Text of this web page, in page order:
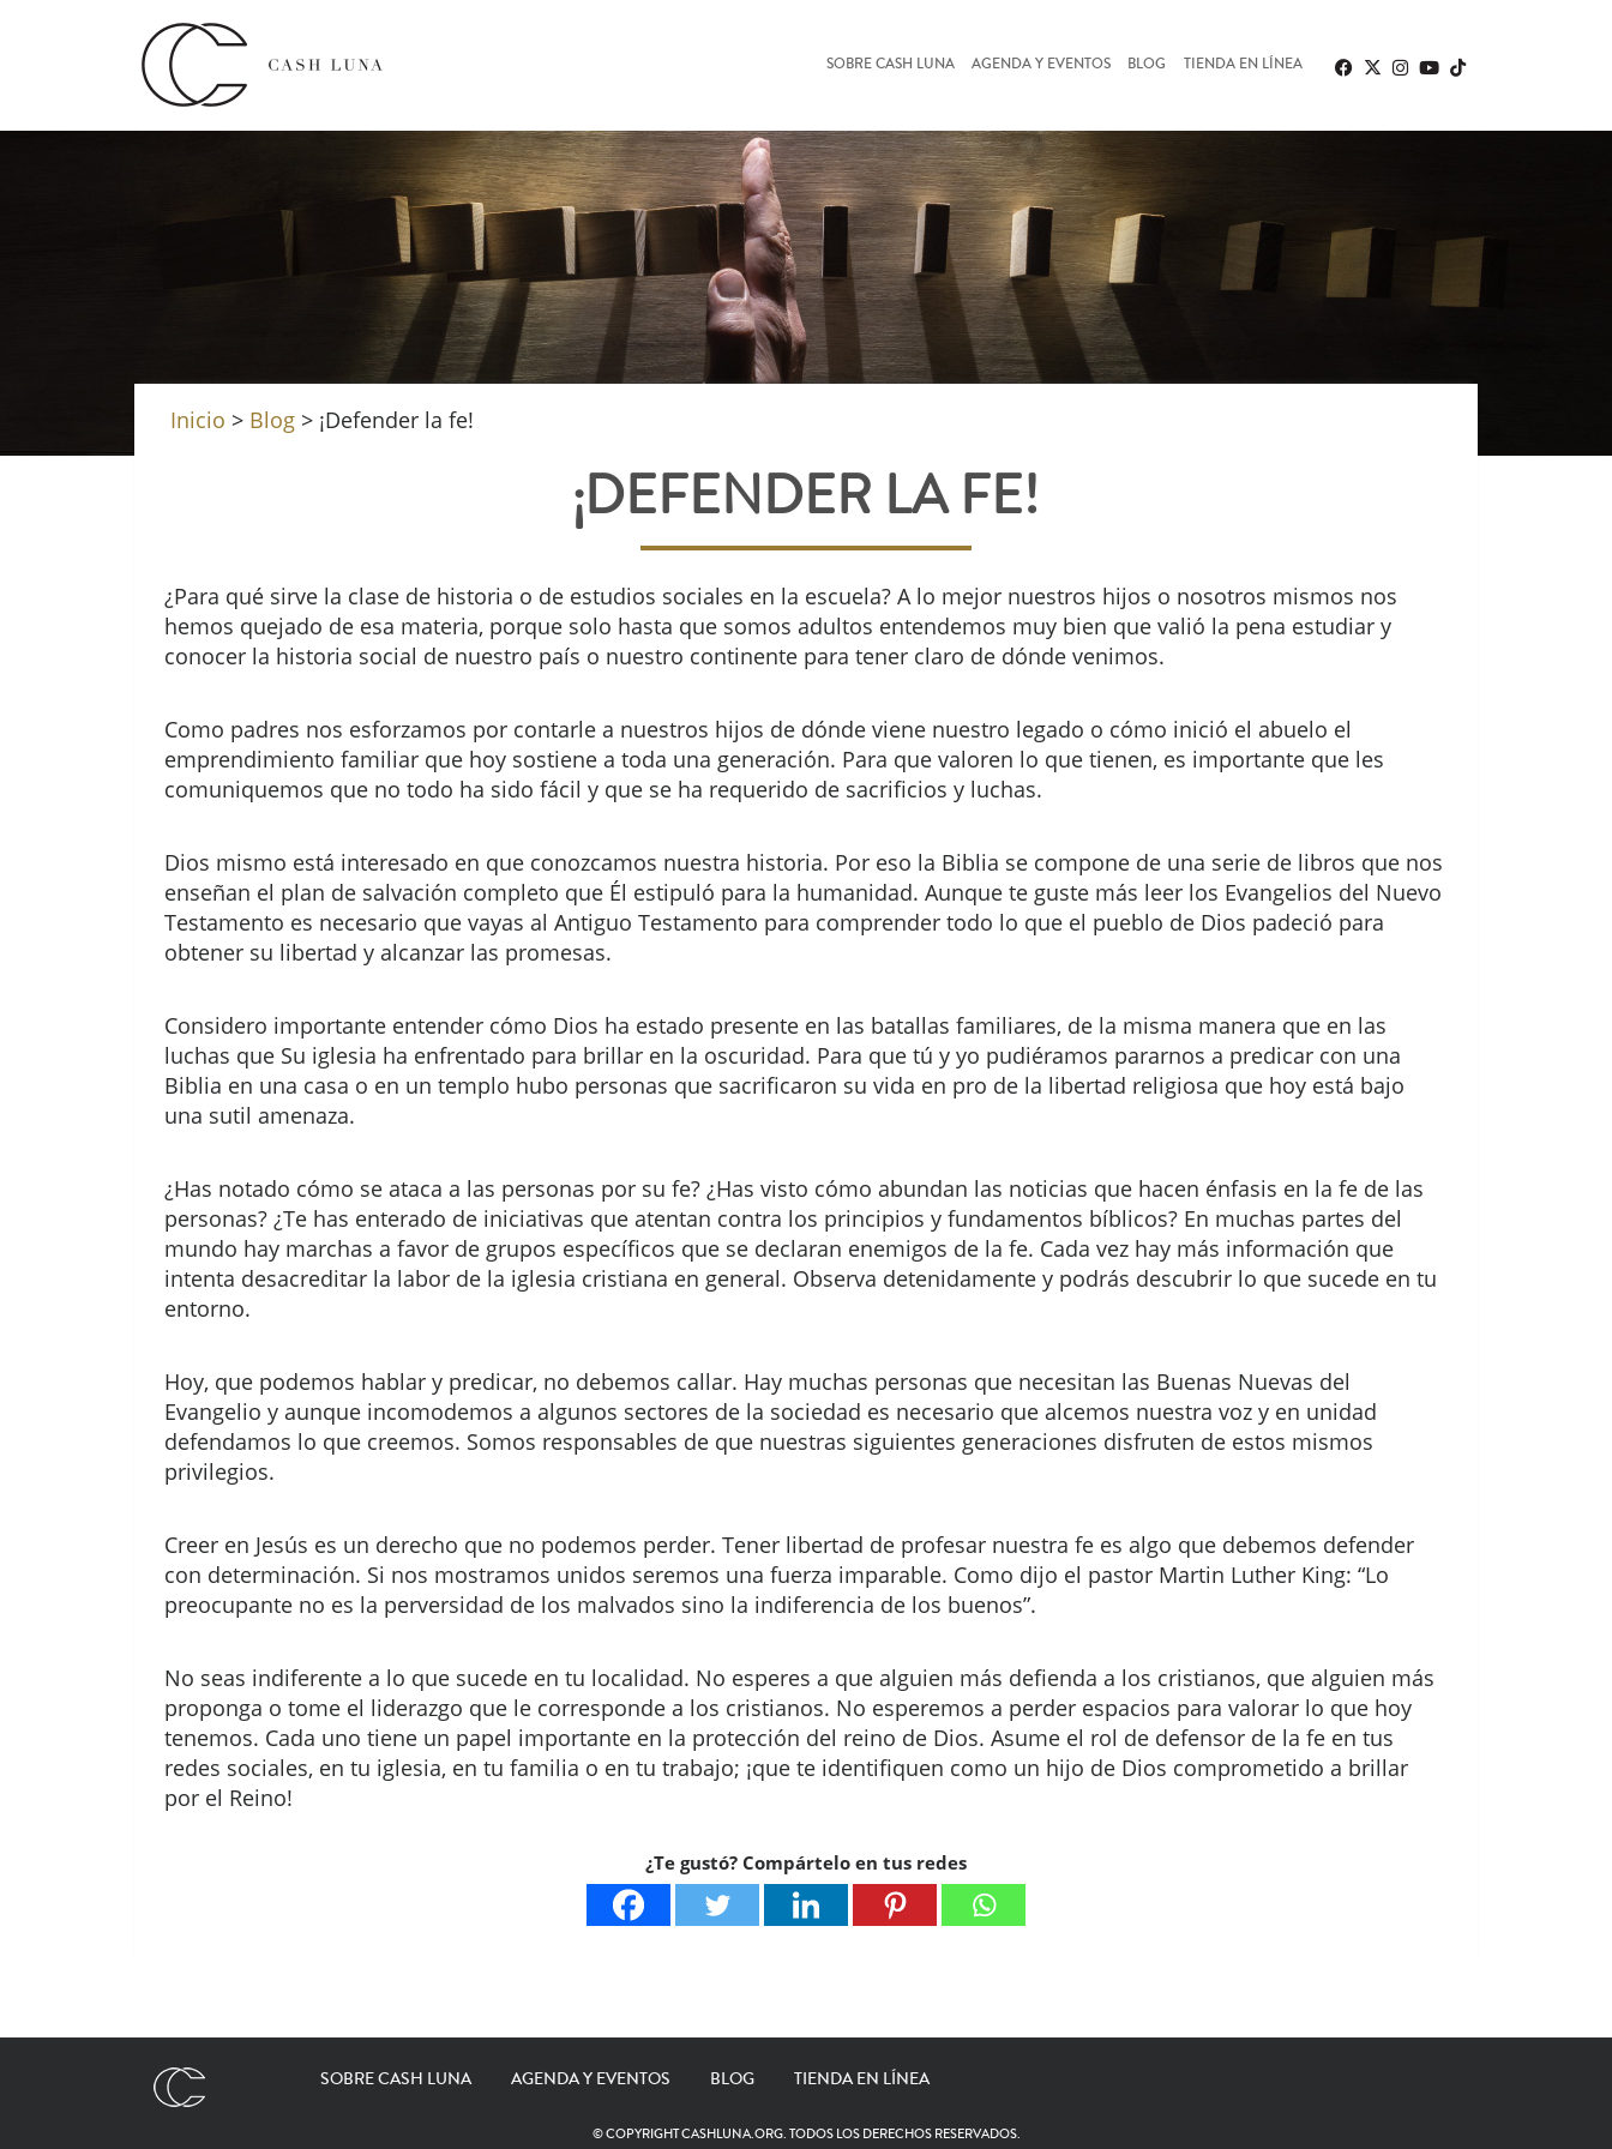
SOBRE CASH LUNA AGENDA Y EVENTOS BLOG TIENDA EN LÍNEA
Inicio > Blog> ¡Defender la fe!
¡DEFENDER LA FE!
¿Para qué sirve la clase de historia o de estudios sociales en la escuela? A lo mejor nuestros hijos o nosotros mismos nos
hemos quejado de esa materia, porque solo hasta que somos adultos entendemos muy bien que valió la pena estudiar y
conocer la historia social de nuestro país o nuestro continente para tener claro de dónde venimos.
Como padres nos esforzamos por contarle a nuestros hijos de dónde viene nuestro legado o cómo inició el abuelo el
emprendimiento familiar que hoy sostiene a toda una generación. Para que valoren lo que tienen, es importante que les
comuniquemos que no todo ha sido fácil y que se ha requerido de sacrificios y luchas.
Dios mismo está interesado en que conozcamos nuestra historia. Por eso la Biblia se compone de una serie de libros que nos
enseñan el plan de salvación completo que Él estipuló para la humanidad. Aunque te guste más leer los Evangelios del Nuevo
Testamento es necesario que vayas al Antiguo Testamento para comprender todo lo que el pueblo de Dios padeció para
obtener su libertad y alcanzar las promesas.
Considero importante entender cómo Dios ha estado presente en las batallas familiares, de la misma manera que en las
luchas que Su iglesia ha enfrentado para brillar en la oscuridad. Para que tú y yo pudiéramos pararnos a predicar con una
Biblia en una casa o en un templo hubo personas que sacrificaron su vida en pro de la libertad religiosa que hoy está bajo
una sutil amenaza.
¿Has notado cómo se ataca a las personas por su fe? ¿Has visto cómo abundan las noticias que hacen énfasis en la fe de las
personas? ¿Te has enterado de iniciativas que atentan contra los principios y fundamentos bíblicos? En muchas partes del
mundo hay marchas a favor de grupos específicos que se declaran enemigos de la fe. Cada vez hay más información que
intenta desacreditar la labor de la iglesia cristiana en general. Observa detenidamente y podrás descubrir lo que sucede en tu
entorno.
Hoy, que podemos hablar y predicar, no debemos callar. Hay muchas personas que necesitan las Buenas Nuevas del
Evangelio y aunque incomodemos a algunos sectores de la sociedad es necesario que alcemos nuestra voz y en unidad
defendamos lo que creemos. Somos responsables de que nuestras siguientes generaciones disfruten de estos mismos
privilegios.
Creer en Jesús es un derecho que no podemos perder. Tener libertad de profesar nuestra fe es algo que debemos defender
con determinación. Si nos mostramos unidos seremos una fuerza imparable. Como dijo el pastor Martin Luther King: “Lo
preocupante no es la perversidad de los malvados sino la indiferencia de los buenos”.
No seas indiferente a lo que sucede en tu localidad. No esperes a que alguien más defienda a los cristianos, que alguien más
proponga o tome el liderazgo que le corresponde a los cristianos. No esperemos a perder espacios para valorar lo que hoy
tenemos. Cada uno tiene un papel importante en la protección del reino de Dios. Asume el rol de defensor de la fe en tus
redes sociales, en tu iglesia, en tu familia o en tu trabajo; ¡que te identifiquen como un hijo de Dios comprometido a brillar
por el Reino!
¿Te gustó? Compártelo en tus redes
SOBRE CASH LUNA AGENDA Y EVENTOS BLOG TIENDA EN LÍNEA
© COPYRIGHT CASHLUNA.ORG. TODOS LOS DERECHOS RESERVADOS.